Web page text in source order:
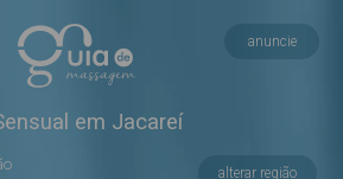
anuncie
em Jacareí
alterar região